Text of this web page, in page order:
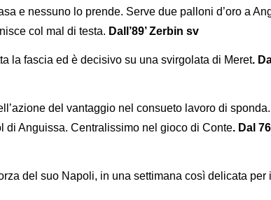
e nessuno lo prende. Serve due palloni d’oro a
col mal di testa. Dall’89’ Zerbin sv
la fascia ed è decisivo su una svirgolata di Meret.
del vantaggio nel consueto lavoro di
di Anguissa. Centralissimo nel gioco di Conte. Dal
del suo Napoli, in una settimana così delicata per